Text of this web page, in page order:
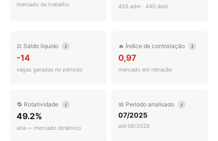
mercado de trabalho 426 adm · 440 desl
⚖️ Saldo líquido i
-14
vagas geradas no período
🔥 Índice de contratação i
0,97
mercado em retração
🔁 Rotatividade i
49.2%
alta — mercado dinâmico
📅 Período analisado i
07/2025
até 06/2026